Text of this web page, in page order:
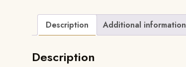
Description Additional information
Description